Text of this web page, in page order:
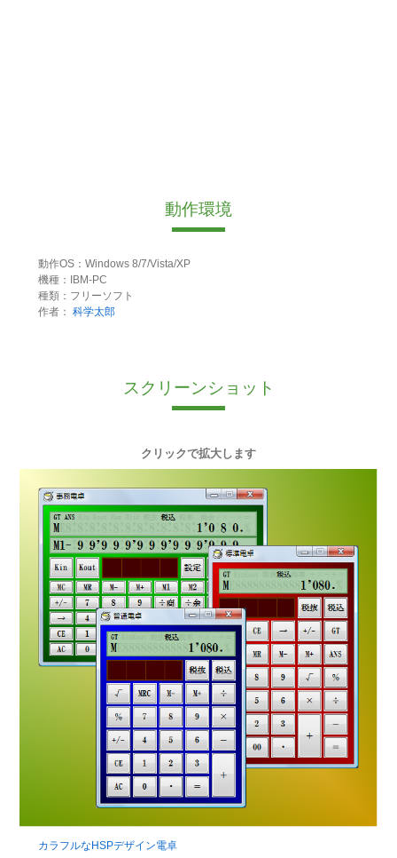
動作環境
動作OS：Windows 8/7/Vista/XP
機種：IBM-PC
種類：フリーソフト
作者： 科学太郎
スクリーンショット
クリックで拡大します
カラフルなHSPデザイン電卓